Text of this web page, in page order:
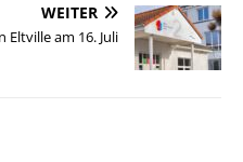
WEITER
am 16. Juli